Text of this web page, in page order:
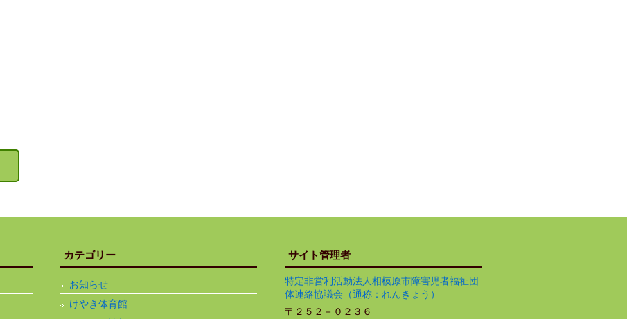
カテゴリー
お知らせ
けやき体育館
サイト管理者
特定非営利活動法人相模原市障害児者福祉団
体連絡協議会（通称：れんきょう）
〒２５２－０２３６